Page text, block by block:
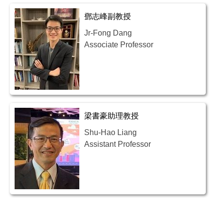
鄧志峰副教授
Jr-Fong Dang
Associate Professor
梁書豪助理教授
Shu-Hao Liang
Assistant Professor